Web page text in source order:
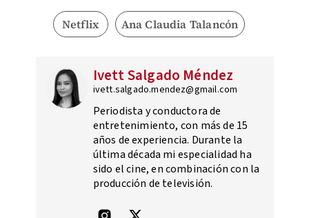
Netflix Ana Claudia Talancón
Ivett Salgado Méndez
ivett.salgado.mendez@gmail.com
Periodista y conductora de
entretenimiento, con más de 15
años de experiencia. Durante la
última década mi especialidad ha
sido el cine, en combinación con la
producción de televisión.